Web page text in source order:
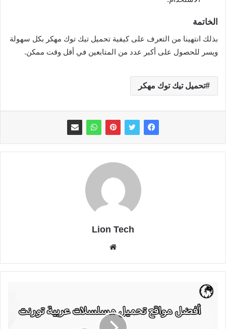
الخاتمة
بذلك انتهينا من التعرف على كيفية تحميل تيك توك مهكر بكل سهولة
ويسر للحصول على أكبر عدد من المتابعين في أقل وقت ممكن.
تحميل تيك توك مهكر
Lion Tech